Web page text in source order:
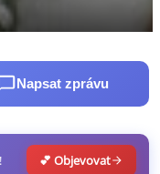
Napsat zprávu
💕 Objevovat